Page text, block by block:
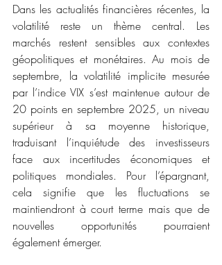
Dans les actualités financières récentes, la
volatilité reste un thème central. Les
marchés restent sensibles aux contextes
géopolitiques et monétaires. Au mois de
septembre, la volatilité implicite mesurée
par l’indice VIX s’est maintenue autour de
20 points en septembre 2025, un niveau
supérieur à sa moyenne historique,
traduisant l’inquiétude des investisseurs
face aux incertitudes économiques et
politiques mondiales. Pour l’épargnant,
cela signifie que les fluctuations se
maintiendront à court terme mais que de
nouvelles opportunités pourraient
également émerger.